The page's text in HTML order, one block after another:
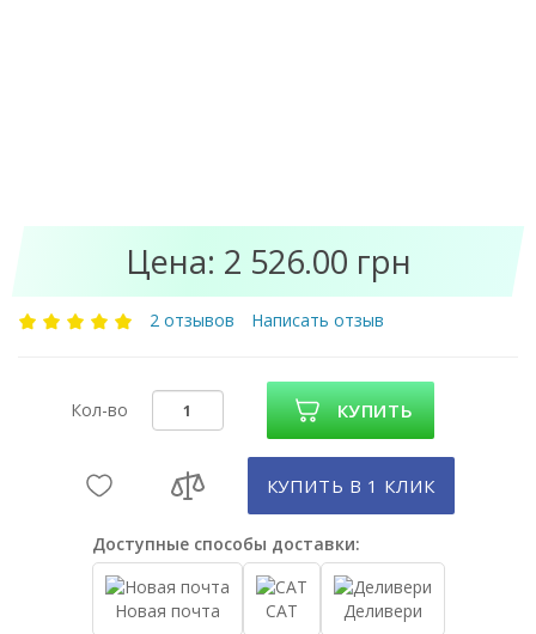
Цена: 2 526.00 грн
2 отзывов Написать отзыв
Кол-во КУПИТЬ
КУПИТЬ В 1 КЛИК
Доступные способы доставки:
Новая почта САТ Деливери